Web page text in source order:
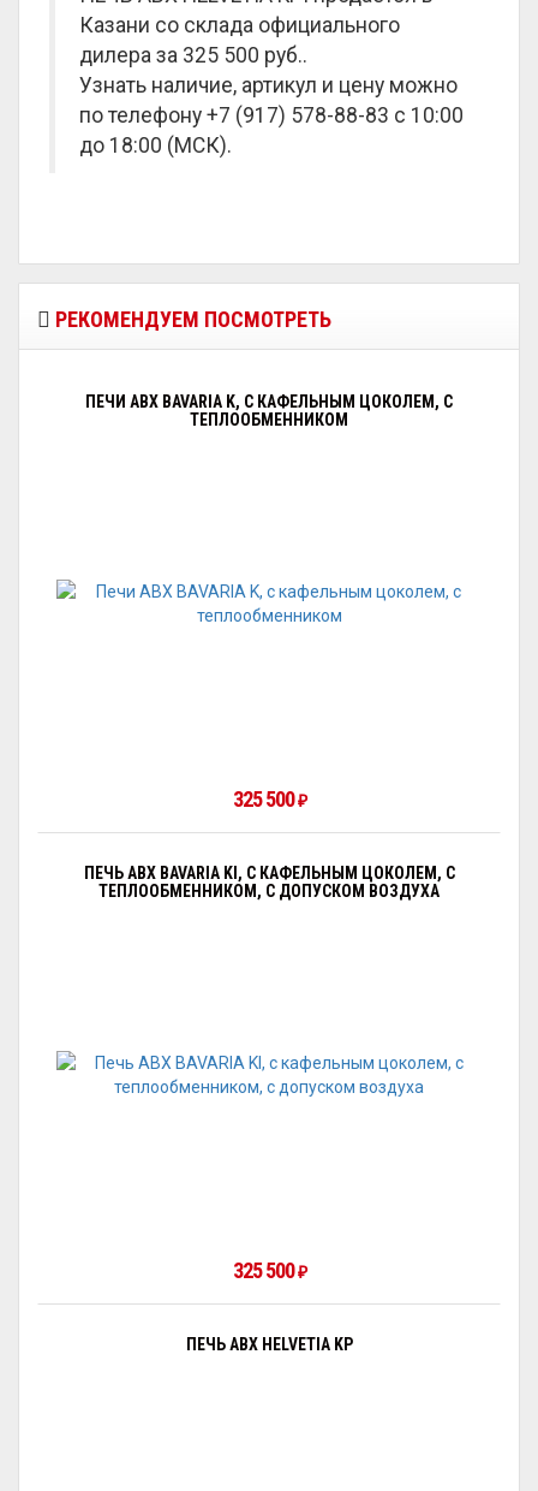
Казани со склада официального
дилера за 325 500 руб..
Узнать наличие, артикул и цену можно
по телефону +7 (917) 578-88-83 с 10:00
до 18:00 (МСК).
РЕКОМЕНДУЕМ ПОСМОТРЕТЬ
ПЕЧИ ABX BAVARIA K, С КАФЕЛЬНЫМ ЦОКОЛЕМ, С
ТЕПЛООБМЕННИКОМ
325 500₽
ПЕЧЬ ABX BAVARIA KI, С КАФЕЛЬНЫМ ЦОКОЛЕМ, С
ТЕПЛООБМЕННИКОМ, С ДОПУСКОМ ВОЗДУХА
325 500₽
ПЕЧЬ ABX HELVETIA KP